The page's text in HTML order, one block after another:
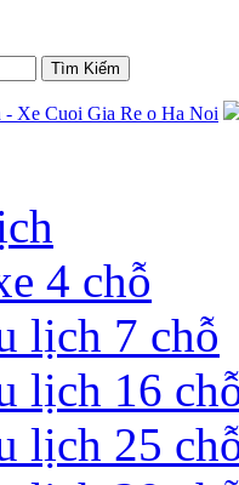
4 chỗ
lịch 7 chỗ
lịch 16
lịch 25